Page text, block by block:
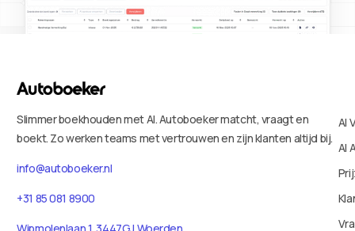
Slimmer boekhouden met AI. Autoboeker matcht, vraagt en
boekt. Zo werken teams met vertrouwen en zijn klanten altijd bij.
info@autoboeker.nl
+31 85 081 8900
AI
AI